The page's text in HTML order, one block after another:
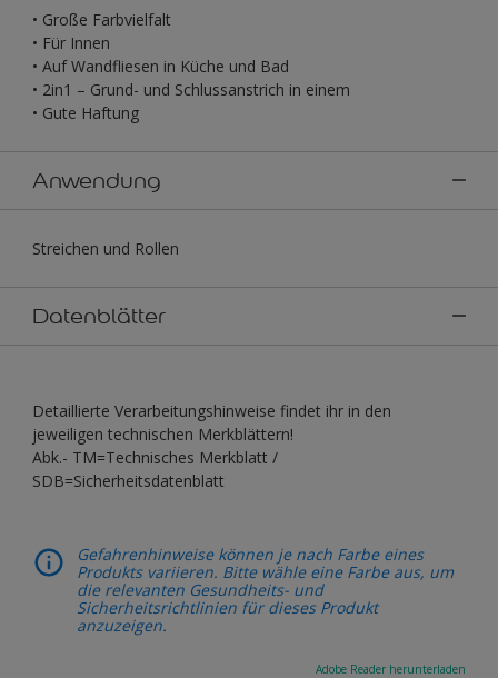
• Große Farbvielfalt
• Für Innen
• Auf Wandfliesen in Küche und Bad
• 2in1 – Grund- und Schlussanstrich in einem
• Gute Haftung
Anwendung
Streichen und Rollen
Datenblätter
Detaillierte Verarbeitungshinweise findet ihr in den
jeweiligen technischen Merkblättern!
Abk.- TM=Technisches Merkblatt /
SDB=Sicherheitsdatenblatt
Gefahrenhinweise können je nach Farbe eines
Produkts variieren. Bitte wähle eine Farbe aus, um
die relevanten Gesundheits- und
Sicherheitsrichtlinien für dieses Produkt
anzuzeigen.
Adobe Reader herunterladen